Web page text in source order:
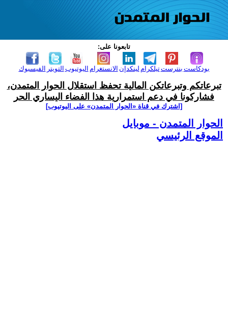
تابعونا على:
الفيسبوك التويتر اليوتيوب الانستغرام لينكدإن تيلكرامبنترست بودكاست
تبرعاتكم وتبرعاتكن المالية تحفظ استقلال الحوار المتمدن،
فشاركونا في دعم استمرارية هذا الفضاء اليساري الحر
[اشترك في قناة ‫«الحوار المتمدن» على اليوتيوب]
الحوار المتمدن - موبايل
الموقع الرئيسي